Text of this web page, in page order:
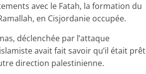
avec le Fatah, la formation du
en Cisjordanie occupée.
déclenchée par l’attaque
avait fait savoir qu’il était prêt
direction palestinienne.